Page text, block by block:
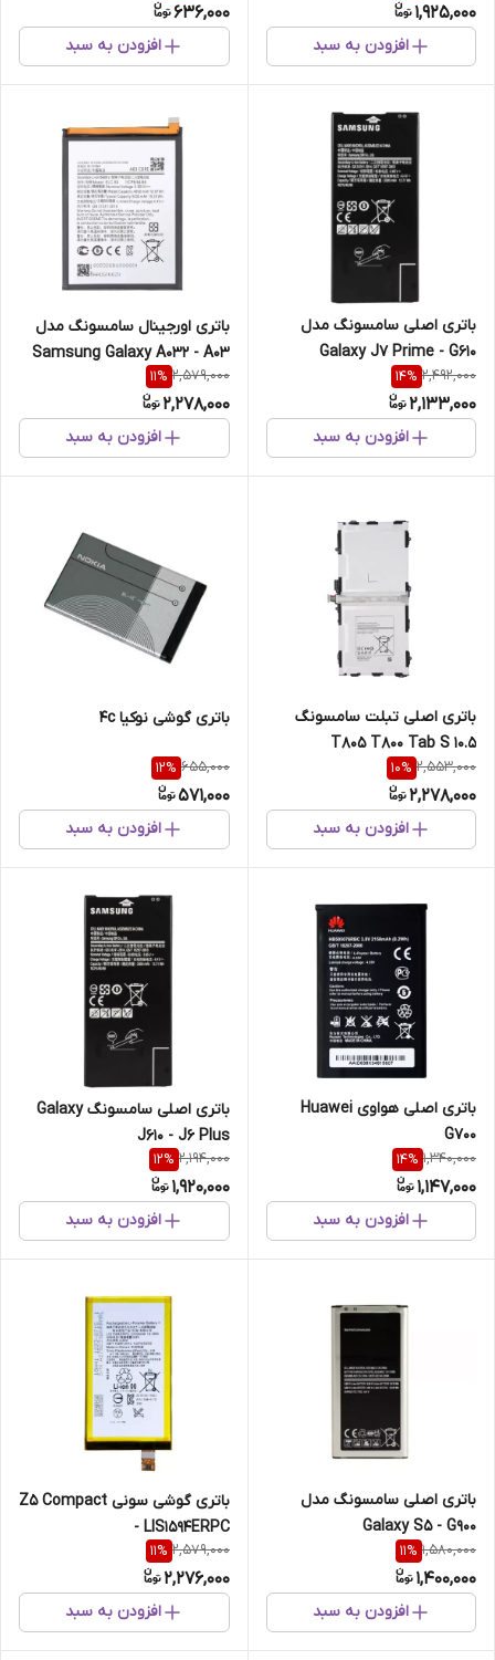
1,925,000
افزودن به سبد
636,000
افزودن به سبد
باتری اصلی سامسونگ مدل
Galaxy J7 Prime - G610
2,492,000
14%
2,133,000
افزودن به سبد
باتری اورجینال سامسونگ مدل
Samsung Galaxy A032 - A03
Core
2,579,000
11%
2,278,000
افزودن به سبد
باتری اصلی تبلت سامسونگ
T805 T800 Tab S 10.5
2,553,000
10%
2,278,000
افزودن به سبد
باتری گوشی نوکیا 4c
655,000
12%
571,000
افزودن به سبد
باتری اصلی هواوی Huawei
G700
1,340,000
14%
1,147,000
افزودن به سبد
باتری اصلی سامسونگ Galaxy
J610 - J6 Plus
2,194,000
12%
1,920,000
افزودن به سبد
باتری اصلی سامسونگ مدل
Galaxy S5 - G900
1,580,000
11%
1,400,000
افزودن به سبد
باتری گوشی سونی Z5 Compact
- LIS1594ERPC
2,579,000
11%
2,276,000
افزودن به سبد